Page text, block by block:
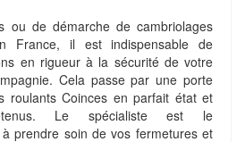
ou de démarche de cambriolages
France, il est indispensable de
en rigueur à la sécurité de votre
Cela passe par une porte
roulants Coinces en parfait état et
Le spécialiste est le
prendre soin de vos fermetures et